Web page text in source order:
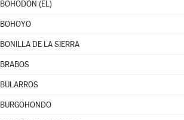
BOHODÓN (EL)
BOHOYO
BONILLA DE LA SIERRA
BRABOS
BULARROS
BURGOHONDO